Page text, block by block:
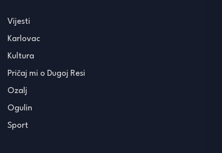
Vijesti
Karlovac
Kultura
Pričaj mi o Dugoj Resi
Ozalj
Ogulin
Sport